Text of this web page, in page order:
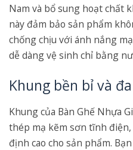
Nam và bổ sung hoạt chất
này đảm bảo sản phẩm
chống chịu với ánh nắng
dễ dàng vệ sinh chỉ bằng
Khung bền bỉ và
Khung của Bàn Ghế Nhựa
thép mạ kẽm sơn tĩnh
định cao cho sản phẩm.